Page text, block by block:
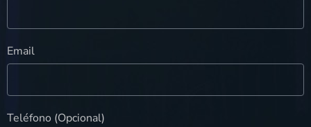
Email
Teléfono (Opcional)